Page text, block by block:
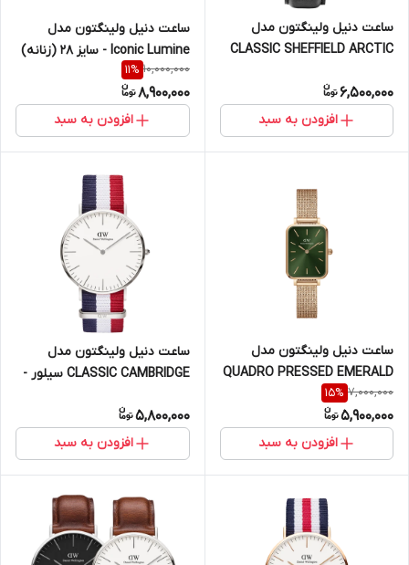
ساعت دنیل ولینگتون مدل
CLASSIC SHEFFIELD ARCTIC
6,500,000
افزودن به سبد
ساعت دنیل ولینگتون مدل
Iconic Lumine - سایز 28 (زنانه)
10,000,000
11%
8,900,000
افزودن به سبد
ساعت دنیل ولینگتون مدل
QUADRO PRESSED EMERALD
- رزگلد صفحه سبز (زنانه)
7,000,000
15%
5,900,000
افزودن به سبد
ساعت دنیل ولینگتون مدل
CLASSIC CAMBRIDGE سیلور -
5,800,000
افزودن به سبد